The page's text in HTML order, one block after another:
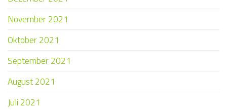
November 2021
Oktober 2021
September 2021
August 2021
Juli 2021